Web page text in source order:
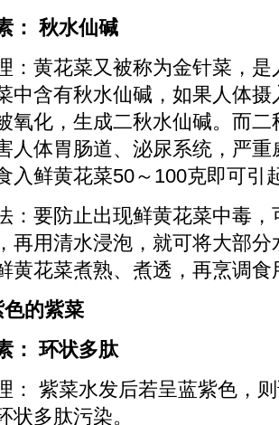
秋水仙碱
黄花菜又被称为金针菜，是
中含有秋水仙碱，如果人体
氧化，生成二秋水仙碱。而
人体胃肠道、泌尿系统，严重
入鲜黄花菜50～100克即可引
要防止出现鲜黄花菜中毒，
再用清水浸泡，就可将大部
黄花菜煮熟、煮透，再烹调食
的紫菜
环状多肽
紫菜水发后若呈蓝紫色，则
状多肽污染。